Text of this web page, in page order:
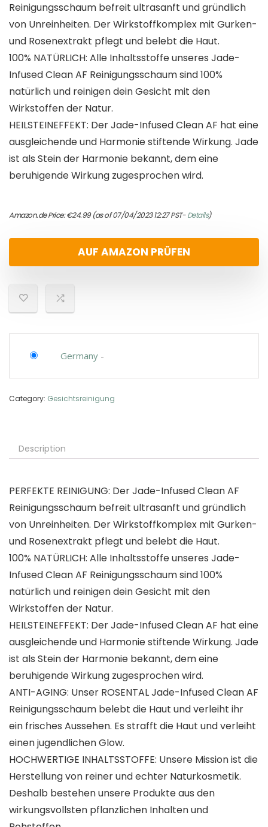
Reinigungsschaum befreit ultrasanft und gründlich
von Unreinheiten. Der Wirkstoffkomplex mit Gurken-
und Rosenextrakt pflegt und belebt die Haut.
100% NATÜRLICH: Alle Inhaltsstoffe unseres Jade-
Infused Clean AF Reinigungsschaum sind 100%
natürlich und reinigen dein Gesicht mit den
Wirkstoffen der Natur.
HEILSTEINEFFEKT: Der Jade-Infused Clean AF hat eine
ausgleichende und Harmonie stiftende Wirkung. Jade
ist als Stein der Harmonie bekannt, dem eine
beruhigende Wirkung zugesprochen wird.
Amazon.de Price:€24.99(as of 07/04/2023 12:27 PST-Details)
AUF AMAZON PRÜFEN
Germany -
Category: Gesichtsreinigung
Description
PERFEKTE REINIGUNG: Der Jade-Infused Clean AF
Reinigungsschaum befreit ultrasanft und gründlich
von Unreinheiten. Der Wirkstoffkomplex mit Gurken-
und Rosenextrakt pflegt und belebt die Haut.
100% NATÜRLICH: Alle Inhaltsstoffe unseres Jade-
Infused Clean AF Reinigungsschaum sind 100%
natürlich und reinigen dein Gesicht mit den
Wirkstoffen der Natur.
HEILSTEINEFFEKT: Der Jade-Infused Clean AF hat eine
ausgleichende und Harmonie stiftende Wirkung. Jade
ist als Stein der Harmonie bekannt, dem eine
beruhigende Wirkung zugesprochen wird.
ANTI-AGING: Unser ROSENTAL Jade-Infused Clean AF
Reinigungsschaum belebt die Haut und verleiht ihr
ein frisches Aussehen. Es strafft die Haut und verleiht
einen jugendlichen Glow.
HOCHWERTIGE INHALTSSTOFFE: Unsere Mission ist die
Herstellung von reiner und echter Naturkosmetik.
Deshalb bestehen unsere Produkte aus den
wirkungsvollsten pflanzlichen Inhalten und